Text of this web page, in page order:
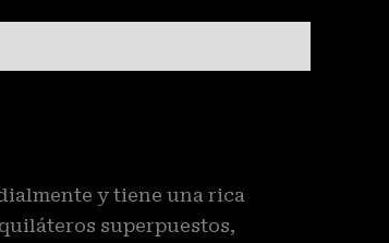
y tiene una rica
superpuestos,